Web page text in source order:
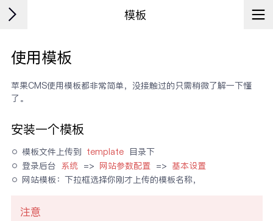
模板
使用模板
苹果CMS使用模板都非常简单，没接触过的只需稍微了解一下懂
了。
安装一个模板
模板文件上传到 template 目录下
登录后台 系统 => 网站参数配置 => 基本设置
网站模板：下拉框选择你刚才上传的模板名称，
注意